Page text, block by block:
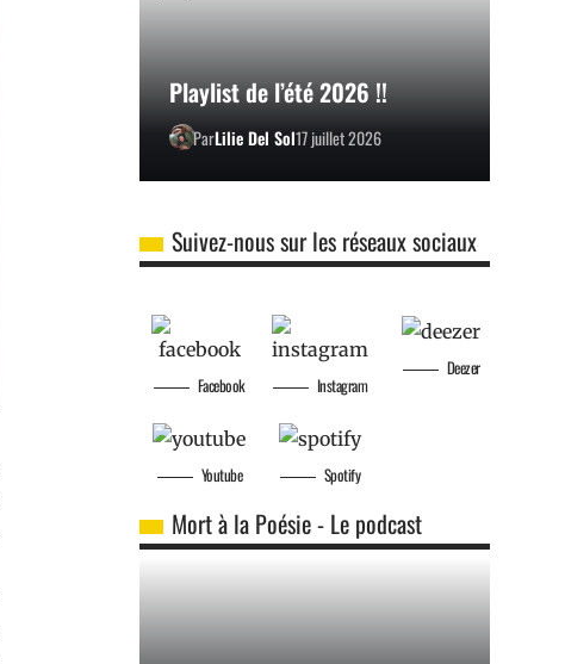
Playlist de l’été 2026 !!
ParLilie Del Sol17 juillet 2026
Suivez-nous sur les réseaux sociaux
Facebook
Youtube
Instagram
Spotify
Deezer
Mort à la Poésie - Le podcast